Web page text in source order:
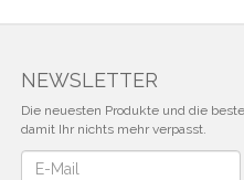
NEWSLETTER
Die neuesten Produkte und die
damit Ihr nichts mehr verpasst.
Newsletter